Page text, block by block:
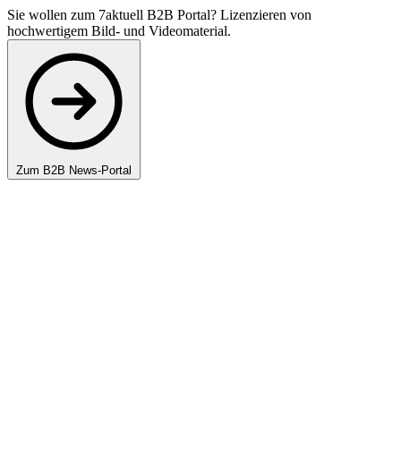
Sie wollen zum 7aktuell B2B Portal? Lizenzieren von
hochwertigem Bild- und Videomaterial.
Zum B2B News-Portal